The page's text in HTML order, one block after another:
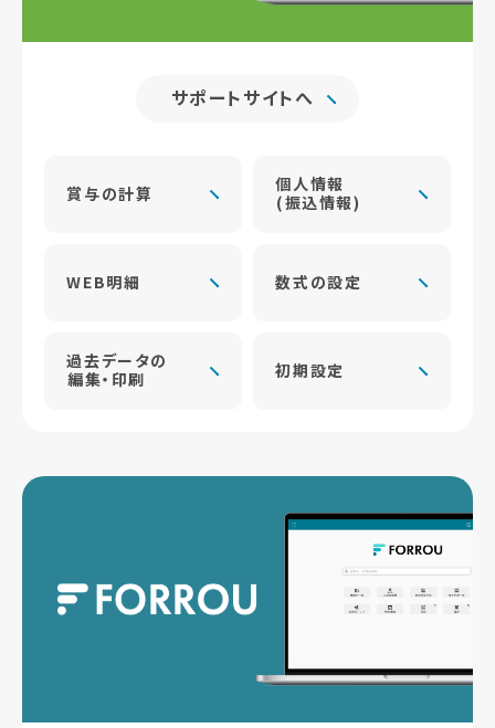
サポートサイトへ
賞与の計算
個人情報
(振込情報)
WEB明細 数式の設定
過去データの
編集・印刷
初期設定